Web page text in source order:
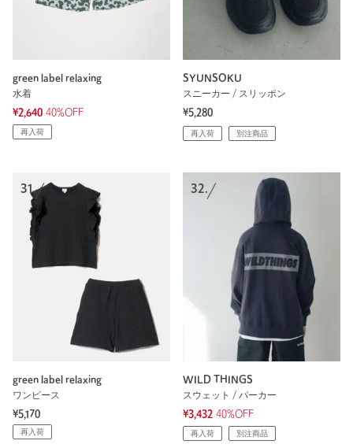
green label relaxing
水着
¥2,640 40%OFF
再入荷
SYUNSOKU
スニーカー / スリッポン
¥5,280
再入荷 別注商品
31.
green label relaxing
ワンピース
¥5,170
再入荷
32.
WILD THINGS
スウェット / パーカー
¥3,432 40%OFF
再入荷 別注商品